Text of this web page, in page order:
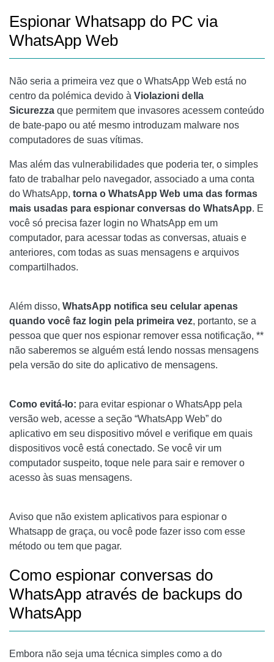
Espionar Whatsapp do PC via
WhatsApp Web
Não seria a primeira vez que o WhatsApp Web está no
centro da polémica devido à Violazioni della
Sicurezza que permitem que invasores acessem conteúdo
de bate-papo ou até mesmo introduzam malware nos
computadores de suas vítimas.
Mas além das vulnerabilidades que poderia ter, o simples
fato de trabalhar pelo navegador, associado a uma conta
do WhatsApp, torna o WhatsApp Web uma das formas
mais usadas para espionar conversas do WhatsApp. E
você só precisa fazer login no WhatsApp em um
computador, para acessar todas as conversas, atuais e
anteriores, com todas as suas mensagens e arquivos
compartilhados.
Além disso, WhatsApp notifica seu celular apenas
quando você faz login pela primeira vez, portanto, se a
pessoa que quer nos espionar remover essa notificação, **
não saberemos se alguém está lendo nossas mensagens
pela versão do site do aplicativo de mensagens.
Como evitá-lo: para evitar espionar o WhatsApp pela
versão web, acesse a seção “WhatsApp Web” do
aplicativo em seu dispositivo móvel e verifique em quais
dispositivos você está conectado. Se você vir um
computador suspeito, toque nele para sair e remover o
acesso às suas mensagens.
Aviso que não existem aplicativos para espionar o
Whatsapp de graça, ou você pode fazer isso com esse
método ou tem que pagar.
Como espionar conversas do
WhatsApp através de backups do
WhatsApp
Embora não seja uma técnica simples como a do